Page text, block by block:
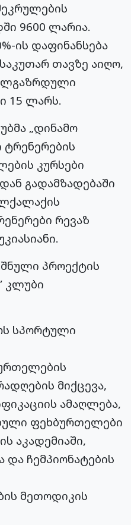
9600 ლარია.
ის დაფინანსება
თავზე აიღო,
15 ლარს.
„დინამო
კურსები
გადამზადებაში
რევაზ
პროექტის
კლუბი
სპორტული
მიქცევა,
ამაღლება,
ფეხბურთელები
აკადემიაში,
და ჩემპიონატების
მეთოდიკის